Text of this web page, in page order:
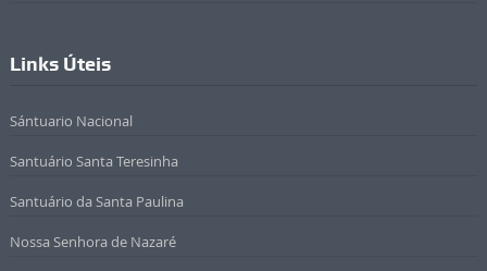
Links Úteis
Sántuario Nacional
Santuário Santa Teresinha
Santuário da Santa Paulina
Nossa Senhora de Nazaré